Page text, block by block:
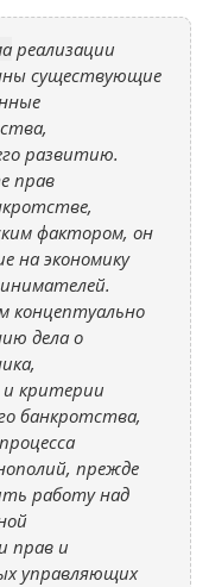
реализации
существующие
развитию.
прав
фактором, он
на экономику
концептуально
дела о
критерии
банкротства,
прежде
работу над
прав и
управляющих